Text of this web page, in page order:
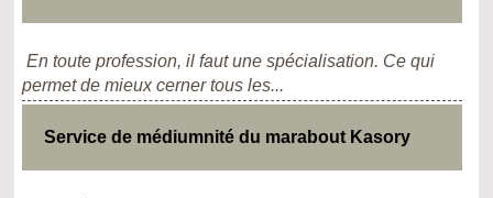
En toute profession, il faut une spécialisation. Ce qui
permet de mieux cerner tous les...
Service de médiumnité du marabout Kasory